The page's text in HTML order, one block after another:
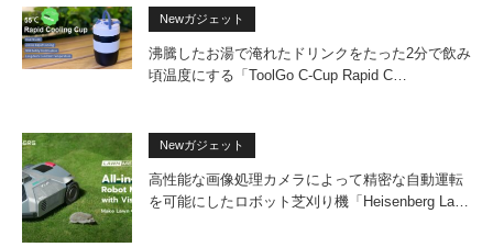
Newガジェット
沸騰したお湯で淹れたドリンクをたった2分で飲み
頃温度にする「ToolGo C-Cup Rapid C…
Newガジェット
高性能な画像処理カメラによって精密な自動運転
を可能にしたロボット芝刈り機「Heisenberg La…